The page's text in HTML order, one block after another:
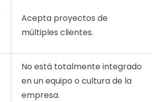
Acepta proyectos de
múltiples clientes.
No está totalmente integrado
en un equipo o cultura de la
empresa.